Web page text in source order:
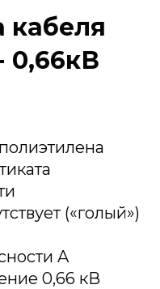
0,66кВ
(«голый»)
A
0,66 кВ